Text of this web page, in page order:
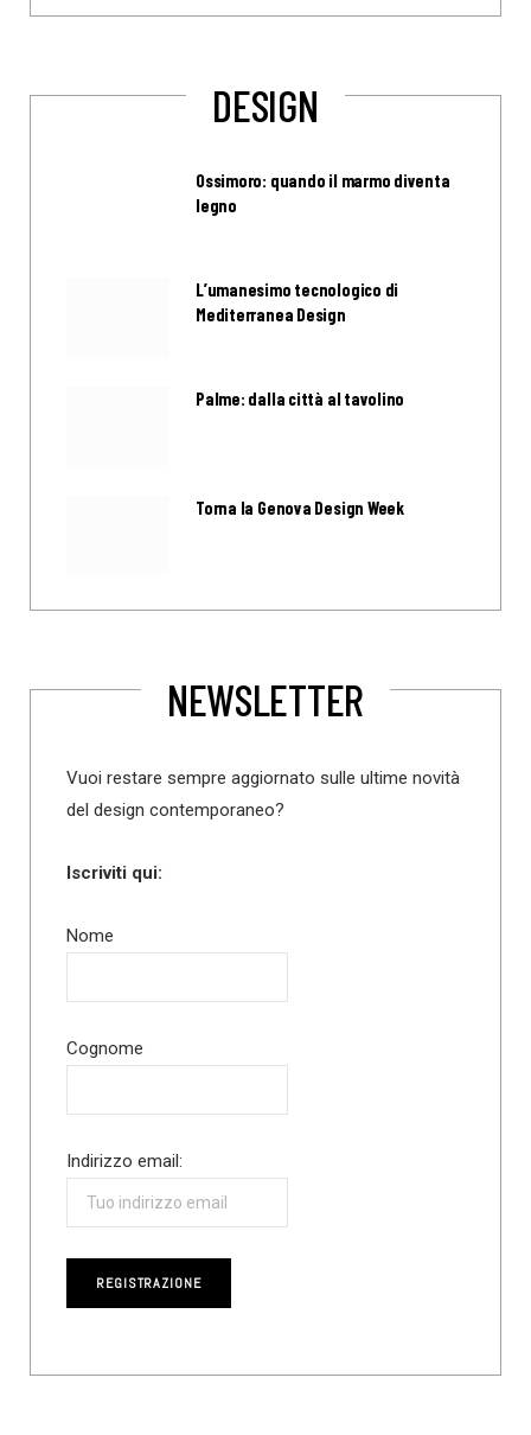
DESIGN
Ossimoro: quando il marmo diventa
legno
L’umanesimo tecnologico di
Mediterranea Design
Palme: dalla città al tavolino
Torna la Genova Design Week
NEWSLETTER
Vuoi restare sempre aggiornato sulle ultime novità
del design contemporaneo?
Iscriviti qui:
Nome
Cognome
Indirizzo email: